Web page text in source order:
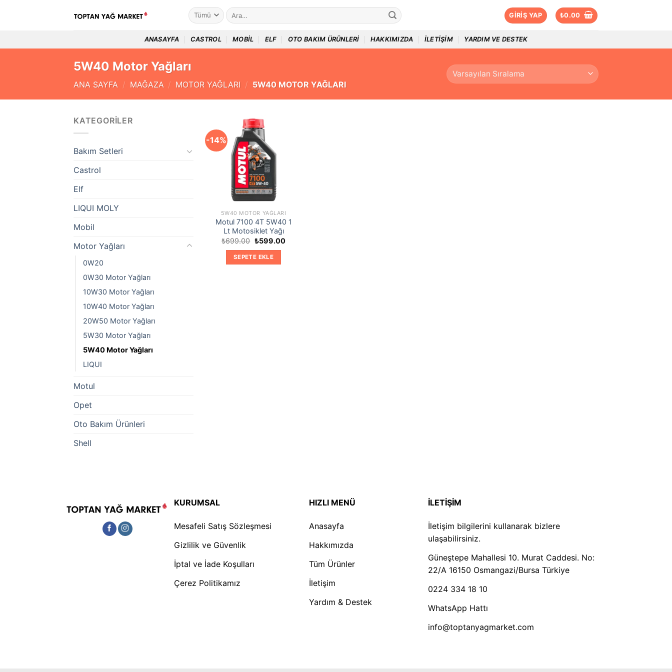
Ara:
GIRIŞ YAP ₺0.00
ANASAYFA CASTROL MOBIL ELF OTO BAKIM ÜRÜNLERI HAKKIMIZDA İLETIŞIM YARDIM VE DESTEK
5W40 Motor Yağları
ANA SAYFA / MAĞAZA / MOTOR YAĞLARI / 5W40 MOTOR YAĞLARI
KATEGORILER
Bakım Setleri
Castrol
Elf
LIQUI MOLY
Mobil
Motor Yağları
0W20
0W30 Motor Yağları
10W30 Motor Yağları
10W40 Motor Yağları
20W50 Motor Yağları
5W30 Motor Yağları
5W40 Motor Yağları
LIQUI
Motul
Opet
Oto Bakım Ürünleri
Shell
-14%
5W40 MOTOR YAĞLARI
Motul 7100 4T 5W40 1
Lt Motosiklet Yağı
₺699.00 Orijinal
₺699.00.
₺599.00Şu
SEPETE EKLE
KURUMSAL
Mesafeli Satış Sözleşmesi
Gizlilik ve Güvenlik
İptal ve İade Koşulları
Çerez Politikamız
HIZLI MENÜ
Anasayfa
Hakkımızda
Tüm Ürünler
İletişim
Yardım & Destek
İLETİŞİM
İletişim bilgilerini kullanarak bizlere
ulaşabilirsiniz.
Güneştepe Mahallesi 10. Murat Caddesi. No:
22/A 16150 Osmangazi/Bursa Türkiye
0224 334 18 10
WhatsApp Hattı
info@toptanyagmarket.com